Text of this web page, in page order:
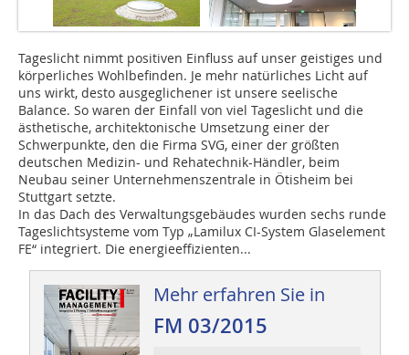
Tageslicht nimmt positiven Einfluss auf unser geistiges und
körperliches Wohlbefinden. Je mehr natürliches Licht auf
uns wirkt, desto ausgeglichener ist unsere seelische
Balance. So waren der Einfall von viel Tageslicht und die
ästhetische, architektonische Umsetzung einer der
Schwerpunkte, den die Firma SVG, einer der größten
deutschen Medizin- und Rehatechnik-Händler, beim
Neubau seiner Unternehmenszentrale in Ötisheim bei
Stuttgart setzte.
In das Dach des Verwaltungsgebäudes wurden sechs runde
Tageslichtsysteme vom Typ „Lamilux CI-System Glaselement
FE“ integriert. Die energieeffizienten...
Mehr erfahren Sie in
FM 03/2015